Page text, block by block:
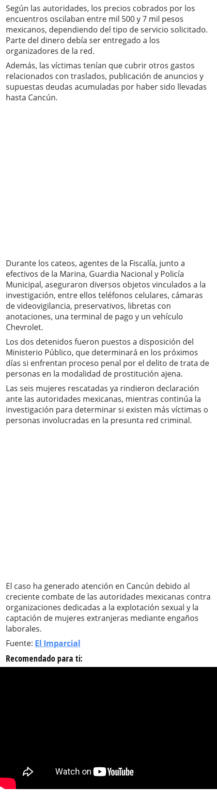
Según las autoridades, los precios cobrados por los
encuentros oscilaban entre mil 500 y 7 mil pesos
mexicanos, dependiendo del tipo de servicio solicitado.
Parte del dinero debía ser entregado a los
organizadores de la red.
Además, las víctimas tenían que cubrir otros gastos
relacionados con traslados, publicación de anuncios y
supuestas deudas acumuladas por haber sido llevadas
hasta Cancún.
Durante los cateos, agentes de la Fiscalía, junto a
efectivos de la Marina, Guardia Nacional y Policía
Municipal, aseguraron diversos objetos vinculados a la
investigación, entre ellos teléfonos celulares, cámaras
de videovigilancia, preservativos, libretas con
anotaciones, una terminal de pago y un vehículo
Chevrolet.
Los dos detenidos fueron puestos a disposición del
Ministerio Público, que determinará en los próximos
días si enfrentan proceso penal por el delito de trata de
personas en la modalidad de prostitución ajena.
Las seis mujeres rescatadas ya rindieron declaración
ante las autoridades mexicanas, mientras continúa la
investigación para determinar si existen más víctimas o
personas involucradas en la presunta red criminal.
El caso ha generado atención en Cancún debido al
creciente combate de las autoridades mexicanas contra
organizaciones dedicadas a la explotación sexual y la
captación de mujeres extranjeras mediante engaños
laborales.
Fuente: El Imparcial
Recomendado para ti: